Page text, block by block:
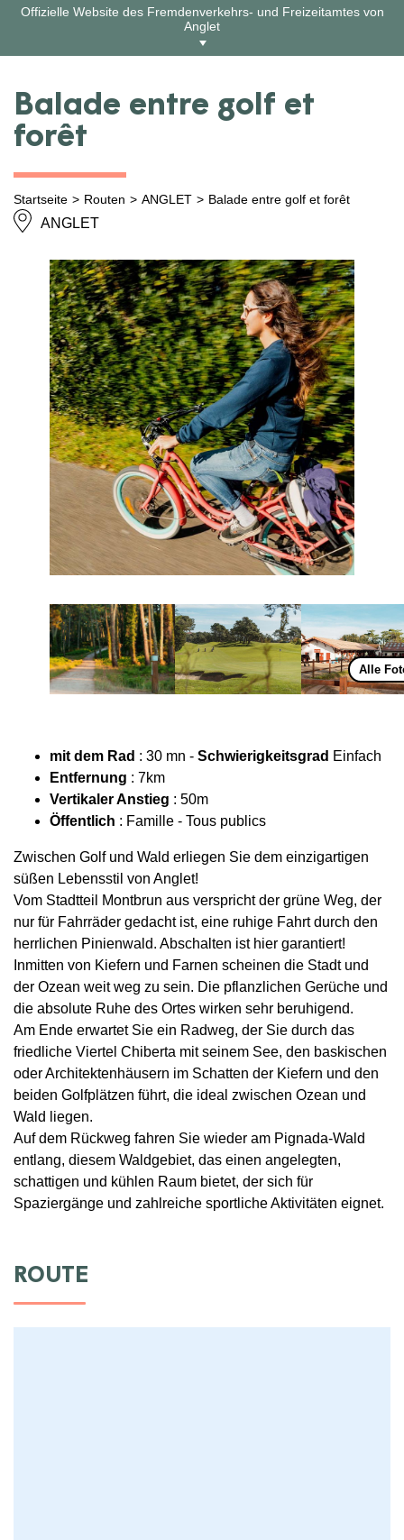
ZumOffizielle Website des Fremdenverkehrs- und Freizeitamtes von
Anglet
Balade entre golf et
forêt
Startseite Routen ANGLET Balade entre golf et forêt
ANGLET
Alle
mit dem Rad : 30 mn - Schwierigkeitsgrad Einfach
Entfernung : 7km
Vertikaler Anstieg : 50m
Öffentlich : Famille - Tous publics
Zwischen Golf und Wald erliegen Sie dem einzigartigen
süßen Lebensstil von Anglet!
Vom Stadtteil Montbrun aus verspricht der grüne Weg, der
nur für Fahrräder gedacht ist, eine ruhige Fahrt durch den
herrlichen Pinienwald. Abschalten ist hier garantiert!
Inmitten von Kiefern und Farnen scheinen die Stadt und
der Ozean weit weg zu sein. Die pflanzlichen Gerüche und
die absolute Ruhe des Ortes wirken sehr beruhigend.
Am Ende erwartet Sie ein Radweg, der Sie durch das
friedliche Viertel Chiberta mit seinem See, den baskischen
oder Architektenhäusern im Schatten der Kiefern und den
beiden Golfplätzen führt, die ideal zwischen Ozean und
Wald liegen.
Auf dem Rückweg fahren Sie wieder am Pignada-Wald
entlang, diesem Waldgebiet, das einen angelegten,
schattigen und kühlen Raum bietet, der sich für
Spaziergänge und zahlreiche sportliche Aktivitäten eignet.
ROUTE